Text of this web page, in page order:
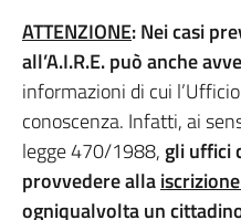
ATTENZIONE: Nei casi
all’A.I.R.E. può anche
informazioni di cui
conoscenza. Infatti, ai
legge 470/1988, gli uffici
provvedere alla
ogniqualvolta un